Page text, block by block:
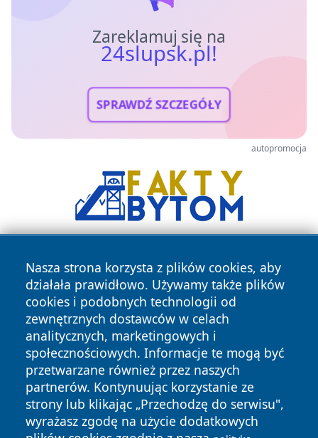
Zareklamuj się na
24slupsk.pl!
SPRAWDŹ SZCZEGÓŁY
autopromocja
Nasza strona korzysta z plików cookies, aby
działała prawidłowo. Używamy także plików
cookies i podobnych technologii od
zewnętrznych dostawców w celach
analitycznych, marketingowych i
społecznościowych. Informacje te mogą być
przetwarzane również przez naszych
partnerów. Kontynuując korzystanie ze
strony lub klikając „Przechodzę do serwisu",
wyrażasz zgodę na użycie dodatkowych
Copyright © 2026 24slupsk.pl Wszystkie prawa zastrzeżone.
News Autorzy
Polityka
Prywatności
Polityka
Cookies